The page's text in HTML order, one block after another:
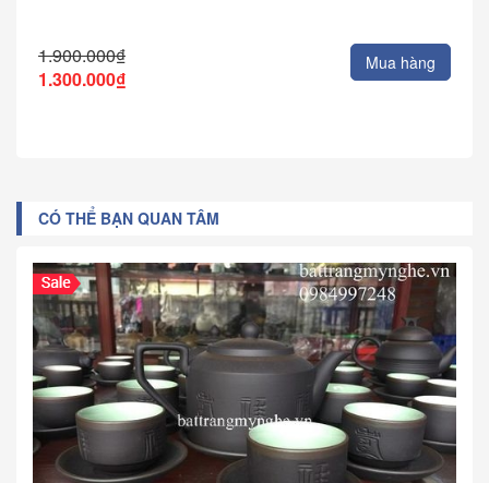
1.900.000₫
1.300.000₫
Mua hàng
CÓ THỂ BẠN QUAN TÂM